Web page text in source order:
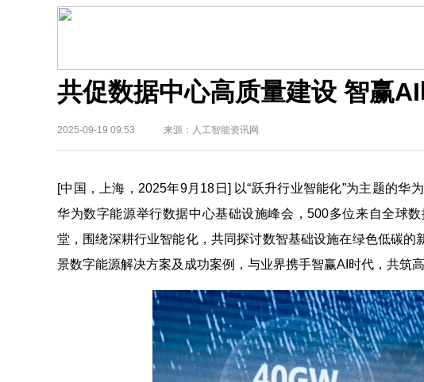
共促数据中心高质量建设 智赢
2025-09-19 09:53 来源：人工智能资讯网
[中国，上海，2025年9月18日] 以“跃升行业智能化”为主题的
华为数字能源举行数据中心基础设施峰会，500多位来自全球
堂，围绕深耕行业智能化，共同探讨数智基础设施在绿色低碳
景数字能源解决方案及成功案例，与业界携手智赢AI时代，共筑